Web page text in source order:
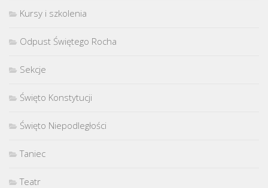
Kursy i szkolenia
Odpust Świętego Rocha
Sekcje
Święto Konstytucji
Święto Niepodległości
Taniec
Teatr